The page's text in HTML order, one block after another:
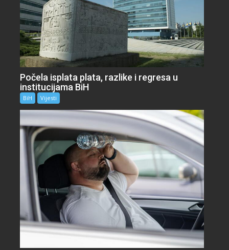
Počela isplata plata, razlike i regresa u
institucijama BiH
BiH Vijesti